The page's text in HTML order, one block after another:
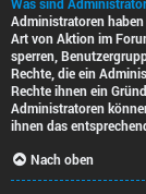
Administratoren
Art von Aktion im
sperren,
Rechte, die ein
Rechte ihnen ein
Administratoren
ihnen das
Nach oben